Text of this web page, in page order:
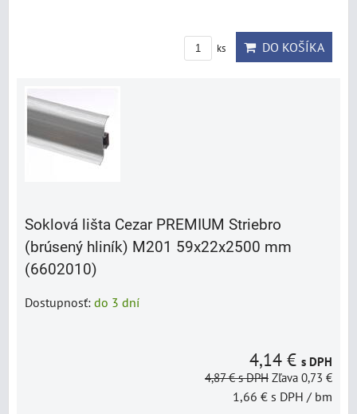
ks DO KOŠÍKA
Soklová lišta Cezar PREMIUM Striebro
(brúsený hliník) M201 59x22x2500 mm
(6602010)
Dostupnosť: do 3 dní
4,14 € s DPH
4,87 €s DPH Zľava 0,73 €
1,66 € s DPH / bm